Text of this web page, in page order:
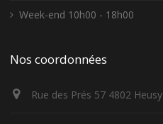
Week-end 10h00 - 18h00
Nos coordonnées
Rue des Prés 57 4802 Heusy